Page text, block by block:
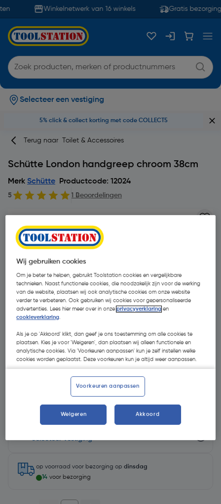
Winkelnetwerk van 16 winkels Gratis bezorging
Selecteer een vestiging
5% click & collect korting met code COLLECT5
Terug naar Toilet & Accessoires
Schütte London handgreep chroom 38cm
Merk Schütte Productcode: 12024
5 1 Beoordelingen
Selecteer winkel - Bekijk voorraadniveaus en haal binnen 10
Selecteer vestiging
op voorraad voor bezorging op dinsdag
14 voor bezorging
Wij gebruiken cookies
Om je beter te helpen, gebruikt Toolstation cookies en vergelijkbare
technieken. Naast functionele cookies, die noodzakelijk zijn voor de werking
van de website, plaatsen wij ook analytische cookies om onze website
verder te verbeteren. Ook gebruiken wij cookies voor gepersonaliseerde
advertenties. Lees hier meer over in onzeprivacyverklaring en
cookieverklaring.
Als je op 'Akkoord' klikt, dan geef je ons toestemming om alle cookies te
plaatsen. Kies je voor 'Weigeren', dan plaatsen wij alleen functionele en
analytische cookies. Via 'Voorkeuren aanpassen' kun je zelf instellen welke
cookies worden geplaatst. Deze voorkeuren kun je altijd weer aanpassen.
Voorkeuren aanpassen
Weigeren Akkoord